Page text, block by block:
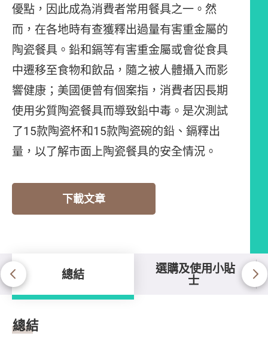
優點，因此成為消費者常用餐具之一。然
而，在各地時有查獲釋出過量有害重金屬的
陶瓷餐具。鉛和鎘等有害重金屬或會從食具
中遷移至食物和飲品，隨之被人體攝入而影
響健康；美國便曾有個案指，消費者因長期
使用劣質陶瓷餐具而導致鉛中毒。是次測試
了15款陶瓷杯和15款陶瓷碗的鉛、鎘釋出
量，以了解市面上陶瓷餐具的安全情況。
下載文章
總結 選購及使用小貼
士
總結
總結